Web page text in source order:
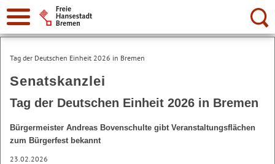
Suche:
Tag der Deutschen Einheit 2026 in Bremen
Senatskanzlei
Tag der Deutschen Einheit 2026 in Bremen
Bürgermeister Andreas Bovenschulte gibt Veranstaltungsflächen
zum Bürgerfest bekannt
23.02.2026